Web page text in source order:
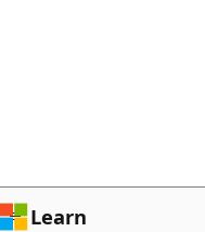
容
Learn